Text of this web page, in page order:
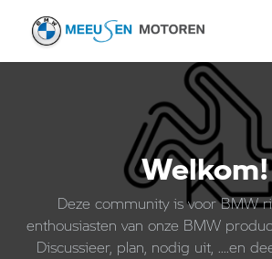
Welkom!
Deze community is voor BMW
enthousiasten van onze BMW
Discussieer, plan, nodig uit, ....en